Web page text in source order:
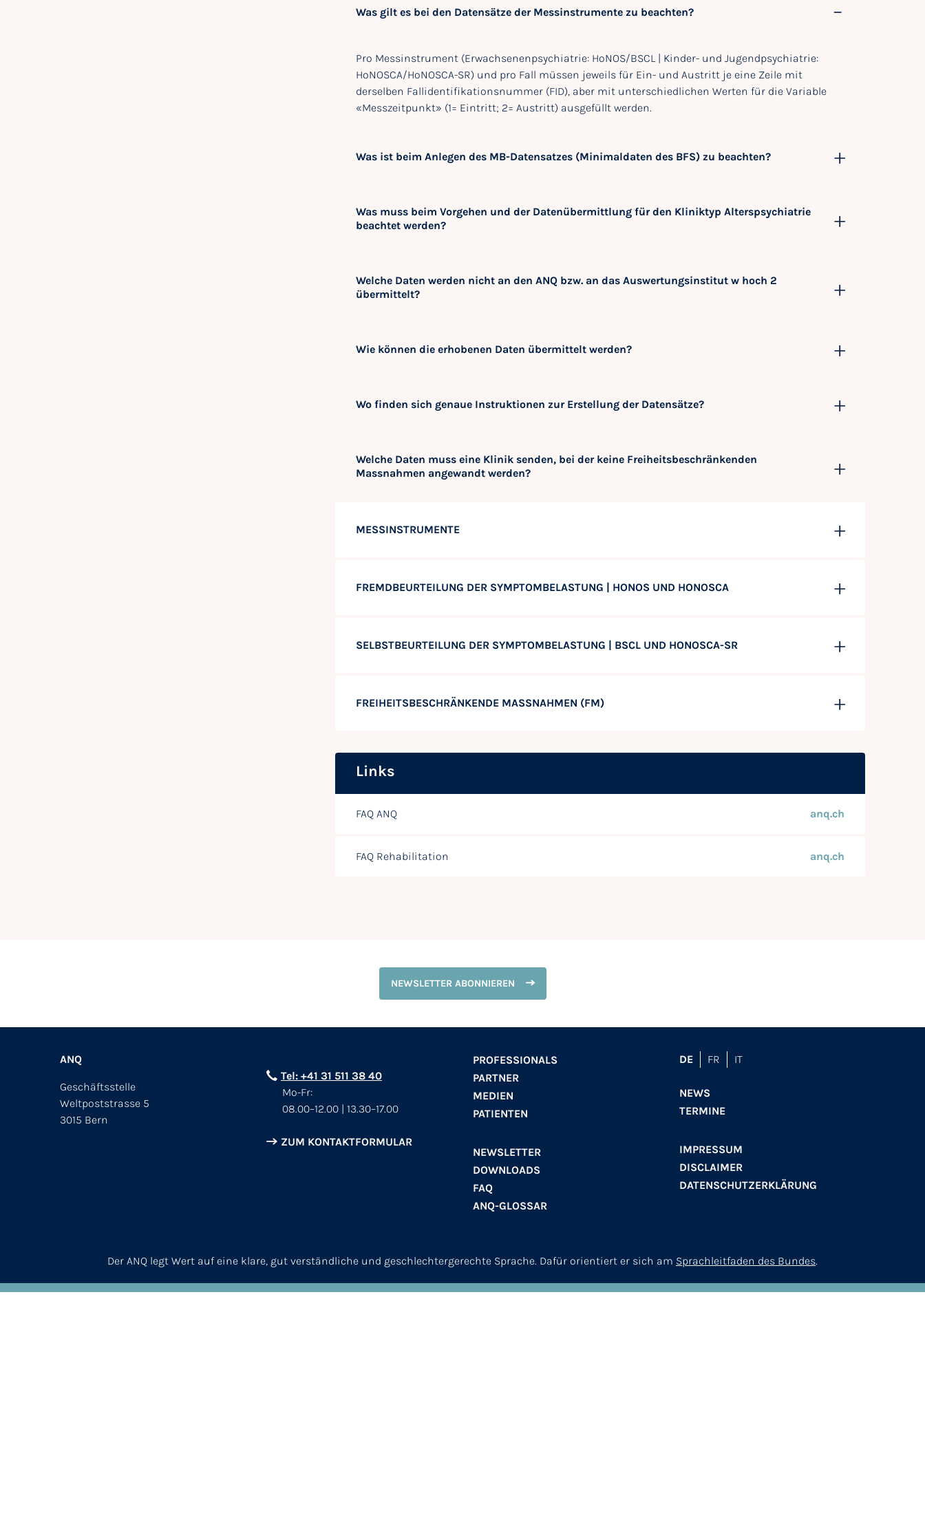
Was gilt es bei den Datensätze der Messinstrumente zu beachten?
Pro Messinstrument (Erwachsenenpsychiatrie: HoNOS/BSCL | Kinder- und Jugendpsychiatrie:
HoNOSCA/HoNOSCA-SR) und pro Fall müssen jeweils für Ein- und Austritt je eine Zeile mit
derselben Fallidentifikationsnummer (FID), aber mit unterschiedlichen Werten für die Variable
«Messzeitpunkt» (1= Eintritt; 2= Austritt) ausgefüllt werden.
Was ist beim Anlegen des MB-Datensatzes (Minimaldaten des BFS) zu beachten?
Was muss beim Vorgehen und der Datenübermittlung für den Kliniktyp Alterspsychiatrie
beachtet werden?
Welche Daten werden nicht an den ANQ bzw. an das Auswertungsinstitut w hoch 2
übermittelt?
Wie können die erhobenen Daten übermittelt werden?
Wo finden sich genaue Instruktionen zur Erstellung der Datensätze?
Welche Daten muss eine Klinik senden, bei der keine Freiheitsbeschränkenden
Massnahmen angewandt werden?
MESSINSTRUMENTE
FREMDBEURTEILUNG DER SYMPTOMBELASTUNG | HONOS UND HONOSCA
SELBSTBEURTEILUNG DER SYMPTOMBELASTUNG | BSCL UND HONOSCA-SR
FREIHEITSBESCHRÄNKENDE MASSNAHMEN (FM)
Links
FAQ ANQ anq.ch
FAQ Rehabilitation anq.ch
NEWSLETTER ABONNIEREN
ANQ
Geschäftsstelle
Weltpoststrasse 5
3015 Bern
Tel: +41 31 511 38 40
Mo-Fr:
08.00–12.00 | 13.30–17.00
ZUM KONTAKTFORMULAR
PROFESSIONALS
PARTNER
MEDIEN
PATIENTEN
NEWSLETTER
DOWNLOADS
FAQ
ANQ-GLOSSAR
DE FR IT
NEWS
TERMINE
IMPRESSUM
DISCLAIMER
DATENSCHUTZERKLÄRUNG
Der ANQ legt Wert auf eine klare, gut verständliche und geschlechtergerechte Sprache. Dafür orientiert er sich am Sprachleitfaden des Bundes.